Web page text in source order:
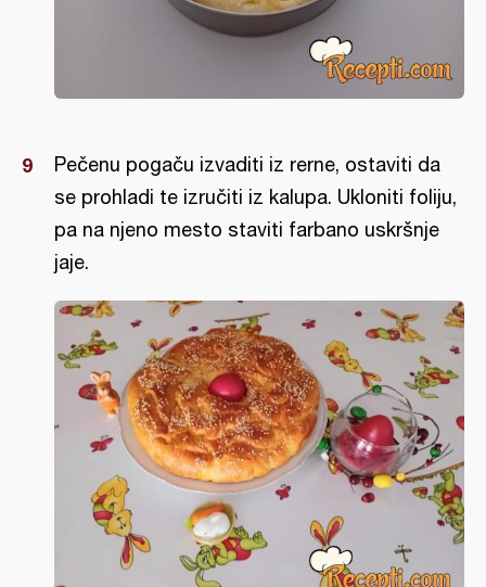
Pečenu pogaču izvaditi iz rerne, ostaviti da
se prohladi te izručiti iz kalupa. Ukloniti foliju,
pa na njeno mesto staviti farbano uskršnje
jaje.